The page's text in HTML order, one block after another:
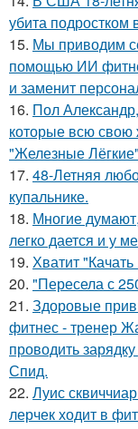
убита подростком
15. Мы приводим
помощью ИИ
и заменит
16. Пол
которые всю свою
"Железные
17. 48-Летняя
купальнике.
18. Многие
легко дается и у
19. Хватит
20. "Пересела с
21. Здоровые
фитнес - тренер
проводить
Спид.
22. Луис
лерчек ходит в